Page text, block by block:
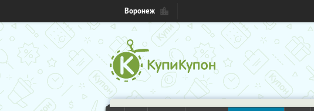
Воронеж